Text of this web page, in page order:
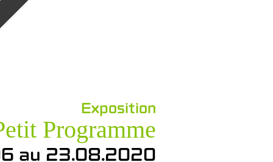
Exposition
Programme
au 23.08.2020